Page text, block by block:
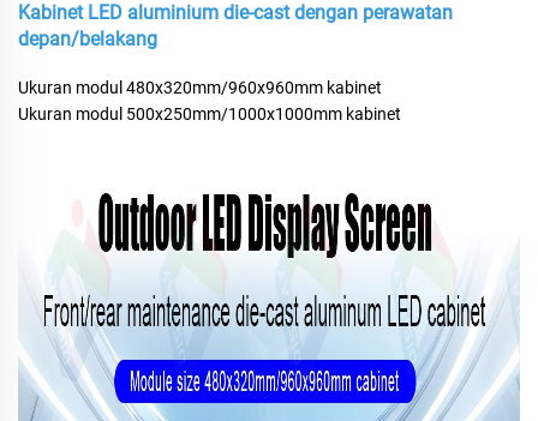
Kabinet LED aluminium die-cast dengan perawatan
depan/belakang
Ukuran modul 480x320mm/960x960mm kabinet
Ukuran modul 500x250mm/1000x1000mm kabinet